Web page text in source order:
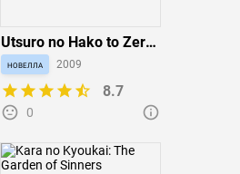
Utsuro no Hako to Zero
no Maria
новелла 2009
8.7
0